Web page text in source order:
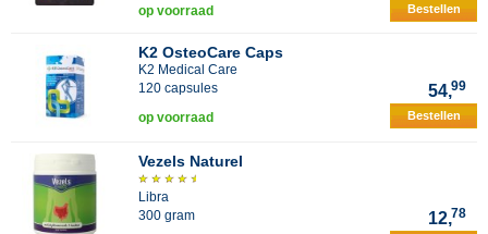
op voorraad Bestellen
K2 OsteoCare Caps
K2 Medical Care
120 capsules
54,99
op voorraad Bestellen
Vezels Naturel
Libra
300 gram
12,78